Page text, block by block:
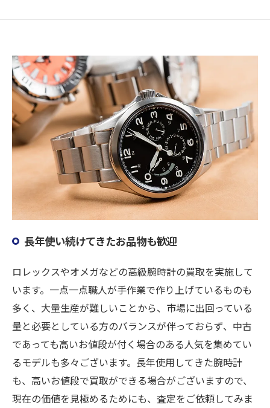
長年使い続けてきたお品物も歓迎
ロレックスやオメガなどの高級腕時計の買取を実施して
います。一点一点職人が手作業で作り上げているものも
多く、大量生産が難しいことから、市場に出回っている
量と必要としている方のバランスが伴っておらず、中古
であっても高いお値段が付く場合のある人気を集めてい
るモデルも多々ございます。長年使用してきた腕時計
も、高いお値段で買取ができる場合がございますので、
現在の価値を見極めるためにも、査定をご依頼してみま